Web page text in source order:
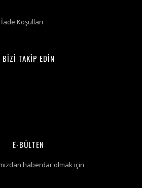
Koşulları
BİZİ TAKİP EDİN
E-BÜLTEN
haberdar olmak için